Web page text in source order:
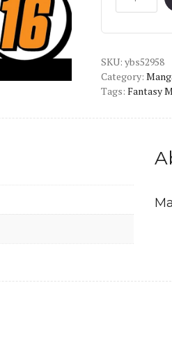
Vol.16
Manga
quantity
SKU: ybs52958
Category:
Tags: Fantasy